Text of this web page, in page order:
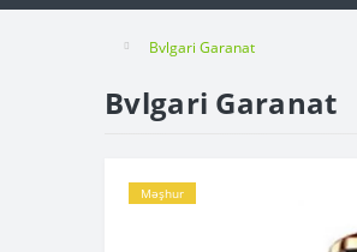
Bvlgari Garanat
Bvlgari Garanat
Məşhur